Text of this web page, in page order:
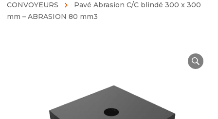
CONVOYEURS
Pavé Abrasion C/C blindé 300 x 300
mm – ABRASION 80 mm3